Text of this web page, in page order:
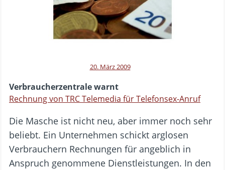
20. März 2009
Verbraucherzentrale warnt
Rechnung von TRC Telemedia für Telefonsex-Anruf
Die Masche ist nicht neu, aber immer noch sehr
beliebt. Ein Unternehmen schickt arglosen
Verbrauchern Rechnungen für angeblich in
Anspruch genommene Dienstleistungen. In den